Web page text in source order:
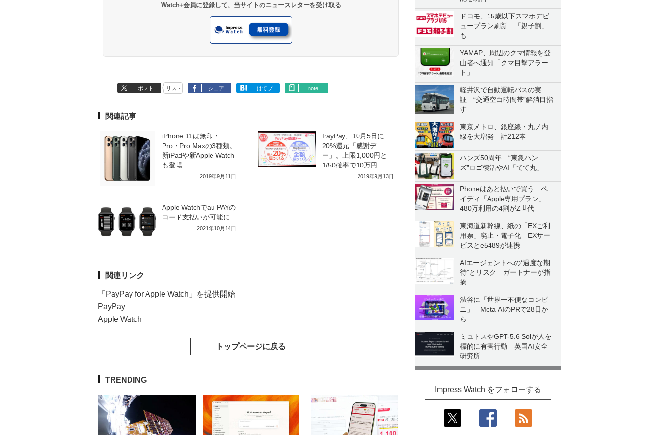
ドコモ、15歳以下スマホデビ
ュープラン刷新 「親子割」
も
YAMAP、周辺のクマ情報を登
山者へ通知「クマ目撃アラー
ト」
軽井沢で自動運転バスの実
証 “交通空白時間帯”解消目指
す
東京メトロ、銀座線・丸ノ内
線を大増発 計212本
ハンズ50周年 “東急ハン
ズ”ロゴ復活やAI「てて丸」
Phoneはあと払いで買う ペ
イディ「Apple専用プラン」
480万利用の4割がZ世代
東海道新幹線、紙の「EXご利
用票」廃止・電子化 EXサー
ビスとe5489が連携
AIエージェントへの“過度な期
待”とリスク ガートナーが指
摘
渋谷に「世界一不便なコンビ
ニ」 Meta AIのPRで28日か
ら
ミュトスやGPT-5.6 Solが人を
標的に有害行動 英国AI安全
研究所
Impress Watch をフォローする
Watch+会員に登録して、当サイトのニュースレターを受け取る
ポスト リスト シェア はてブ note
関連記事
iPhone 11は無印・
Pro・Pro Maxの3種類。
新iPadや新Apple Watch
も登場
2019年9月11日
PayPay、10月5日に
20%還元「感謝デ
ー」。上限1,000円と
1/50確率で10万円
2019年9月13日
Apple Watchでau PAYの
コード支払いが可能に
2021年10月14日
関連リンク
「PayPay for Apple Watch」を提供開始
PayPay
Apple Watch
トップページに戻る
TRENDING